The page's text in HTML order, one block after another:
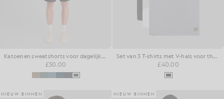
Katoenen sweatshorts voor dagelijks gebruik
£50.00
Set van 3 T-shirts met V-hals voor thuis
£40.00
NIEUW BINNEN NIEUW BINNEN